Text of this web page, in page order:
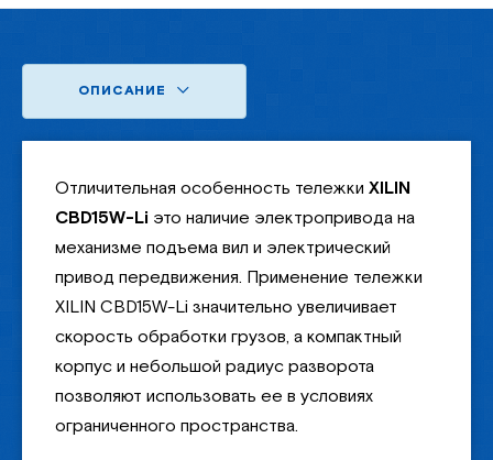
ОПИСАНИЕ
Отличительная особенность тележки XILIN
CBD15W-Li это наличие электропривода на
механизме подъема вил и электрический
привод передвижения. Применение тележки
XILIN CBD15W-Li значительно увеличивает
скорость обработки грузов, а компактный
корпус и небольшой радиус разворота
позволяют использовать ее в условиях
ограниченного пространства.